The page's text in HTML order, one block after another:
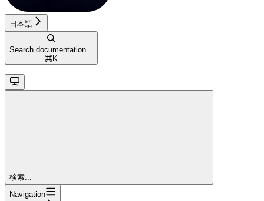
日本語
Search documentation...
⌘K
検索...
Navigation